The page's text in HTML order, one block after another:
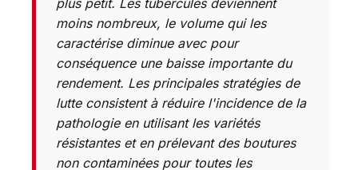
moins nombreux, le volume qui les
caractérise diminue avec pour
conséquence une baisse importante du
rendement. Les principales stratégies de
lutte consistent à réduire l'incidence de la
pathologie en utilisant les variétés
résistantes et en prélevant des boutures
non contaminées pour toutes les